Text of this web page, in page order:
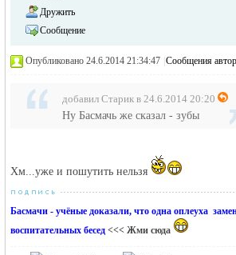
Дружить
Сообщение
Опубликовано 24.6.2014 21:34:47 Сообщения
добавил Старик в 24.6.2014 20:20
Ну Басмачь же сказал - зубы
Хм...уже и пошутить нельзя
Басмачи - учёные доказали, что одна оплеуха
воспитательных бесед <<< Жми сюда